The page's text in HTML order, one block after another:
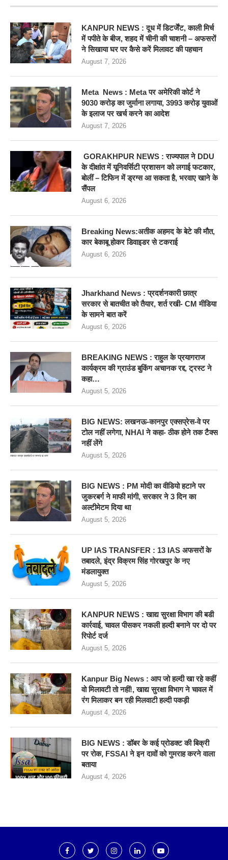
KANPUR NEWS : दूध में डिटर्जेंट, काली मिर्च
में पपीते के बीज, शहद में चीनी की चाशनी – अफसरों
ने सिखाया घर पर कैसे करें मिलावट की पहचान
August 7, 2026
Meta News : Meta पर अमेरिकी कोर्ट ने
9030 करोड़ का जुर्माना लगाया, 3993 करोड़ युवाओं
के इलाज पर खर्च करने का आदेश
August 7, 2026
GORAKHPUR NEWS : राज्यपाल ने DDU
के दीक्षांत में यूनिवर्सिटी प्रशासन को लगाई फटकार,
बोलीं – टिफिन में ड्रग्स आ सकता है, भरवाए खाने के
सैंपल
August 6, 2026
Breaking News:अतीक अहमद के बेटे की मौत,
कार बेकाबू होकर डिवाइडर से टकराई
August 6, 2026
Jharkhand News : प्रदर्शनकारी छात्र
सरकार से बातचीत को तैयार, शर्त रखी- CM मीडिया
के सामने बात करें
August 6, 2026
BREAKING NEWS : राहुल के प्रयागराज
कार्यक्रम की ग्राउंड बुकिंग अचानक रद्द, ट्रस्ट ने
कहा…
August 5, 2026
BIG NEWS: लखनऊ-कानपुर एक्सप्रेस-वे पर
टोल नहीं लगेगा, NHAI ने कहा- ठीक होने तक टैक्स
नहीं लेंगे
August 5, 2026
BIG NEWS : PM मोदी का वीडियो हटाने पर
जुकरबर्ग ने माफी मांगी, सरकार ने 3 दिन का
अल्टीमेटम दिया था
August 5, 2026
UP IAS TRANSFER : 13 IAS अफसरों के
तबादले, इंद्र विक्रम सिंह गोरखपुर के नए
मंडलायुक्त
August 5, 2026
KANPUR NEWS : खाद्य सुरक्षा विभाग की बडी
कार्रवाई, चावल पीसकर नकली हल्दी बनाने पर दो पर
रिपोर्ट दर्ज
August 5, 2026
Kanpur Big News : आप जो हल्दी खा रहे कहीं
वो मिलावटी तो नहीं!, खाद्य सुरक्षा विभाग ने चावल में
रंग मिलाकर बन रही मिलवाटी हल्दी पकड़ी
August 4, 2026
BIG NEWS : डॉबर के कई प्रोडक्ट की बिक्री
पर रोक, FSSAI ने इन दावों को गुमराह करने वाला
बताया
August 4, 2026